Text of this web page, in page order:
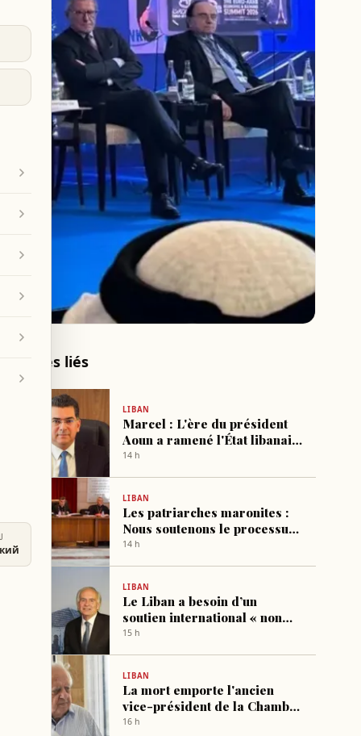
Articles liés
LIBAN
Marcel : L'ère du président
Aoun a ramené l'État libanais
à sa place
14 h
LIBAN
Les patriarches maronites :
Nous soutenons le processus
de négociations et
Liban
14 h
LIBAN
Le Liban a besoin d’un
soutien international « non
conditionnel », affirme le
15 h
LIBAN
La mort emporte l'ancien
vice-président de la Chambre
des députés Michel Moulali
16 h